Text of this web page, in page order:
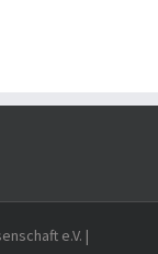
e.V. |